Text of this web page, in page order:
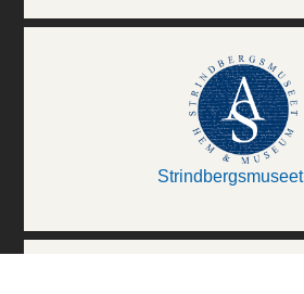
Strindbergsmuseet